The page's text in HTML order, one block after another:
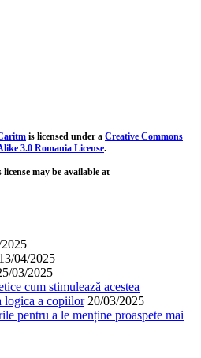
is licensed under a Creative Commons
3.0 Romania License.
may be available at
13/04/2025
03/2025
cum stimulează acestea
logica a copiilor 20/03/2025
pentru a le menține proaspete mai